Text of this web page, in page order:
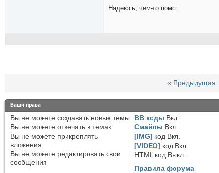
Надеюсь, чем-то помог.
« Предыдущая
Ваши права
Вы не можете создавать новые темы
Вы не можете отвечать в темах
Вы не можете прикреплять
вложения
Вы не можете редактировать свои
сообщения
BB коды Вкл.
Смайлы Вкл.
[IMG] код Вкл.
[VIDEO] код Вкл.
HTML код Выкл.
Правила форума